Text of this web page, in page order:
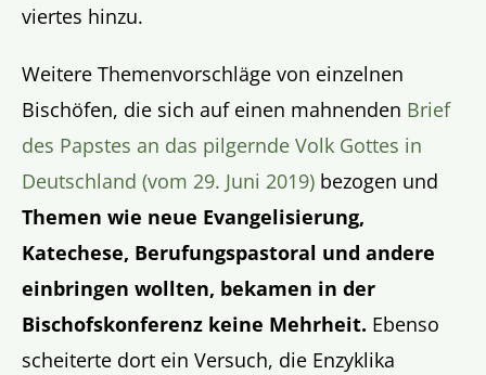
viertes hinzu.
Weitere Themenvorschläge von einzelnen
Bischöfen, die sich auf einen mahnenden Brief
des Papstes an das pilgernde Volk Gottes in
Deutschland (vom 29. Juni 2019) bezogen und
Themen wie neue Evangelisierung,
Katechese, Berufungspastoral und andere
einbringen wollten, bekamen in der
Bischofskonferenz keine Mehrheit. Ebenso
scheiterte dort ein Versuch, die Enzyklika